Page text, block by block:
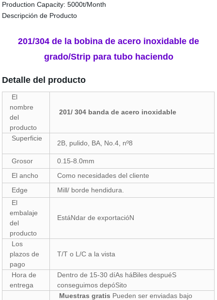
Production Capacity: 5000t/Month
Descripción de Producto
201/304 de la bobina de acero inoxidable de
grado/Strip para tubo haciendo
Detalle del producto
El
nombre
del
producto
201/ 304 banda de acero inoxidable
Superficie
2B, pulido, BA, No.4, nº8
Grosor
0.15-8.0mm
El ancho
Como necesidades del cliente
Edge
Mill/ borde hendidura.
El
embalaje
del
producto
EstáNdar de exportacióN
Los
plazos de
pago
T/T o L/C a la vista
Hora de
entrega
Dentro de 15-30 díAs háBiles despuéS
conseguimos depóSito
Muestras gratis Pueden ser enviadas bajo